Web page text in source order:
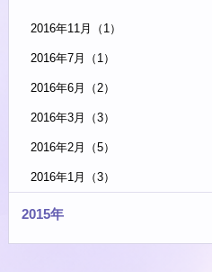
2016年11月（1）
2016年7月（1）
2016年6月（2）
2016年3月（3）
2016年2月（5）
2016年1月（3）
2015年